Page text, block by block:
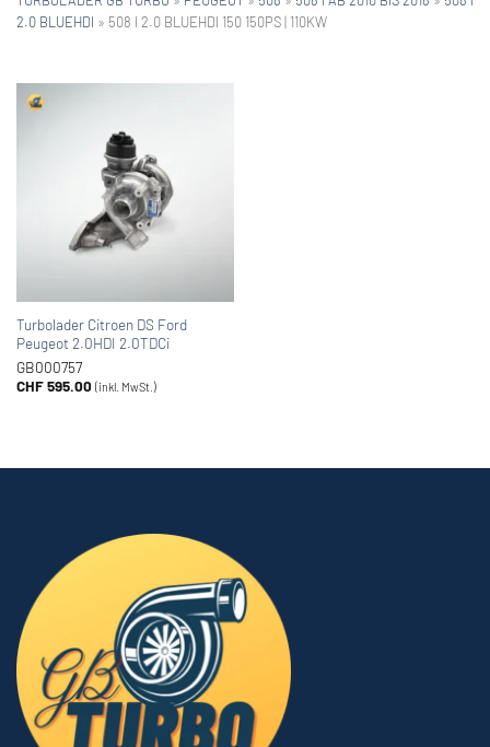
2.0 BLUEHDI » 508 I 2.0 BLUEHDI 150 150PS | 110KW
Turbolader Citroen DS Ford
Peugeot 2.0HDI 2.0TDCi
GB000757
CHF595.00 (inkl. MwSt.)